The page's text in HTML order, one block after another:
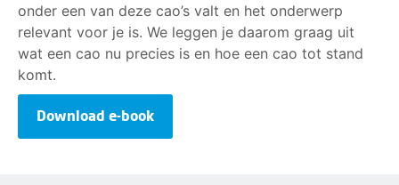
onder een van deze cao’s valt en het onderwerp
relevant voor je is. We leggen je daarom graag uit
wat een cao nu precies is en hoe een cao tot stand
komt.
Download e-book